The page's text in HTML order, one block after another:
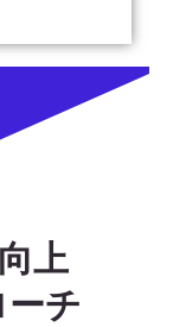
上
チ